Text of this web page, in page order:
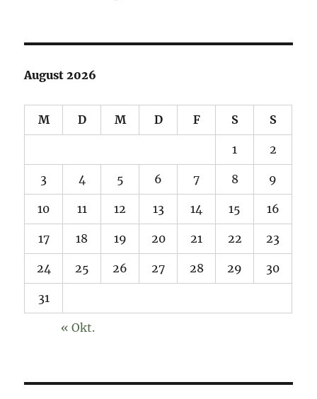
August 2026
M D M D F S S
1 2
3 4 5 6 7 8 9
10 11 12 13 14 15 16
17 18 19 20 21 22 23
24 25 26 27 28 29 30
31
« Okt.